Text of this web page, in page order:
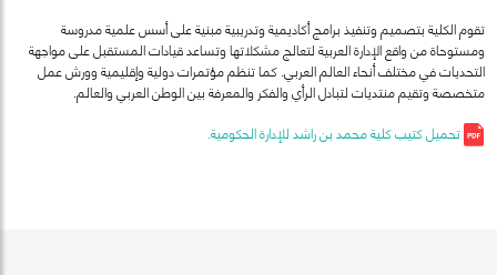
تقوم الكلية بتصميم وتنفيذ برامج أكاديمية وتدريبية مبنية على أسس علمية مدروسة
ومستوحاة من واقع الإدارة العربية لتعالج مشكلاتها وتساعد قيادات المستقبل على مواجهة
التحديات في مختلف أنحاء العالم العربي. كما تنظم مؤتمرات دولية وإقليمية وورش عمل
متخصصة وتقيم منتديات لتبادل الرأي والفكر والمعرفة بين الوطن العربي والعالم.
تحميل كتيب كلية محمد بن راشد للإدارة الحكومية.